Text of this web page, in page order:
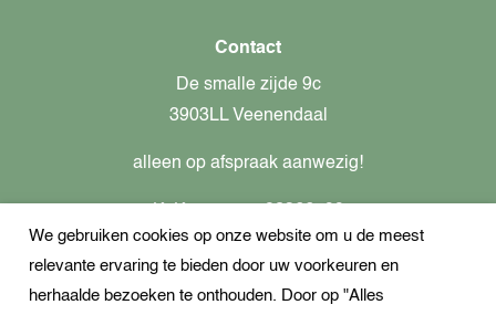
Contact
De smalle zijde 9c
3903LL Veenendaal
alleen op afspraak aanwezig!
Btw-nummer: nl862437301B01
+31621944547
We gebruiken cookies op onze website om u de meest
relevante ervaring te bieden door uw voorkeuren en
herhaalde bezoeken te onthouden. Door op "Alles